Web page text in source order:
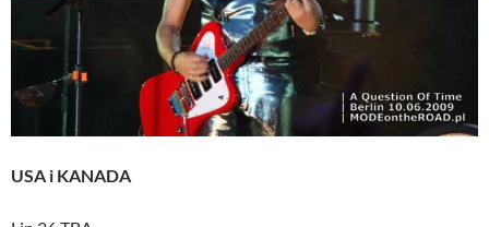
USA i KANADA